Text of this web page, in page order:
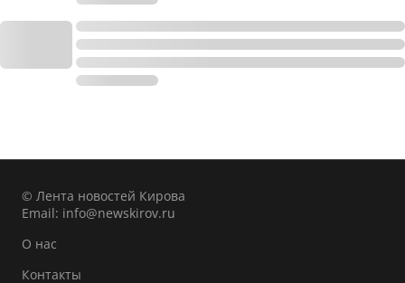
© Лента новостей Кирова
Email: info@newskirov.ru
О нас
Контакты